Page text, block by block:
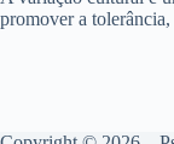
promover a